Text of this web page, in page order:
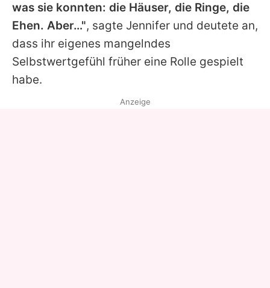
was sie konnten: die Häuser, die Ringe, die
Ehen. Aber…", sagte Jennifer und deutete an,
dass ihr eigenes mangelndes
Selbstwertgefühl früher eine Rolle gespielt
habe.
Anzeige